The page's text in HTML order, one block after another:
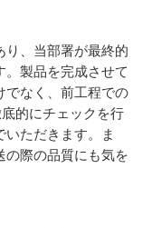
り、当部署が最終的
。製品を完成させて
でなく、前工程での
的にチェックを行
いただきます。ま
の際の品質にも気を